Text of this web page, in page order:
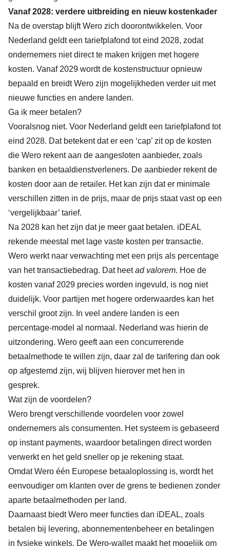
Vanaf 2028: verdere uitbreiding en nieuw kostenkader
Na de overstap blijft Wero zich doorontwikkelen. Voor
Nederland geldt een tariefplafond tot eind 2028, zodat
ondernemers niet direct te maken krijgen met hogere
kosten. Vanaf 2029 wordt de kostenstructuur opnieuw
bepaald en breidt Wero zijn mogelijkheden verder uit met
nieuwe functies en andere landen.
Ga ik meer betalen?
Vooralsnog niet. Voor Nederland geldt een tariefplafond tot
eind 2028. Dat betekent dat er een ‘cap’ zit op de kosten
die Wero rekent aan de aangesloten aanbieder, zoals
banken en betaaldienstverleners. De aanbieder rekent de
kosten door aan de retailer. Het kan zijn dat er minimale
verschillen zitten in de prijs, maar de prijs staat vast op een
‘vergelijkbaar’ tarief.
Na 2028 kan het zijn dat je meer gaat betalen. iDEAL
rekende meestal met lage vaste kosten per transactie.
Wero werkt naar verwachting met een prijs als percentage
van het transactiebedrag. Dat heetad valorem. Hoe de
kosten vanaf 2029 precies worden ingevuld, is nog niet
duidelijk. Voor partijen met hogere orderwaardes kan het
verschil groot zijn. In veel andere landen is een
percentage-model al normaal. Nederland was hierin de
uitzondering. Wero geeft aan een concurrerende
betaalmethode te willen zijn, daar zal de tarifering dan ook
op afgestemd zijn, wij blijven hierover met hen in
gesprek.
Wat zijn de voordelen?
Wero brengt verschillende voordelen voor zowel
ondernemers als consumenten. Het systeem is gebaseerd
op instant payments, waardoor betalingen direct worden
verwerkt en het geld sneller op je rekening staat.
Omdat Wero één Europese betaaloplossing is, wordt het
eenvoudiger om klanten over de grens te bedienen zonder
aparte betaalmethoden per land.
Daarnaast biedt Wero meer functies dan iDEAL, zoals
betalen bij levering, abonnementenbeheer en betalingen
in fysieke winkels. De Wero-wallet maakt het mogelijk om